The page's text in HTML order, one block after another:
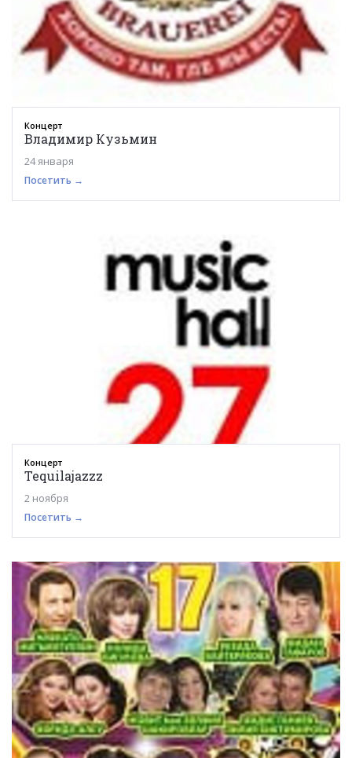
Концерт
Владимир Кузьмин
24 января
Посетить →
Концерт
Tequilajazzz
2 ноября
Посетить →